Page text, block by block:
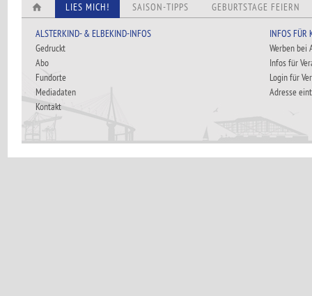
LIES MICH! SAISON-TIPPS GEBURTSTAGE FEIERN
ALSTERKIND- & ELBEKIND-INFOS
Gedruckt
Abo
Fundorte
Mediadaten
Kontakt
INFOS FÜR
Werben bei
Infos für
Login für
Adresse